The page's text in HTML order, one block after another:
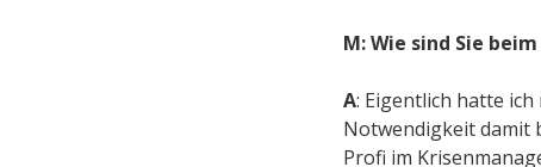
M: Wie sind Sie
A: Eigentlich hatte
Notwendigkeit damit
Profi im